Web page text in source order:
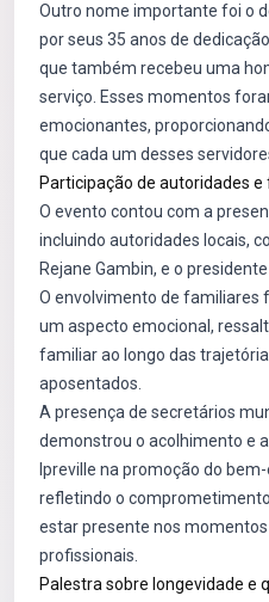
Outro nome importante foi o
por seus 35 anos de
que também recebeu uma
serviço. Esses momentos
emocionantes,
que cada um desses
Participação de autoridades
O evento contou com a
incluindo autoridades locais,
Rejane Gambin, e o
O envolvimento de familiares
um aspecto emocional,
familiar ao longo das
aposentados.
A presença de secretários
demonstrou o acolhimento e
Ipreville na promoção do
refletindo o
estar presente nos
profissionais.
Palestra sobre longevidade e